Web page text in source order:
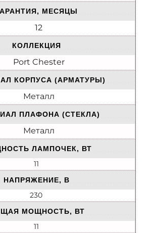
МЕСЯЦЫ
12
КОЛЛЕКЦИЯ
Port Chester
КОРПУСА (АРМАТУРЫ)
Металл
ПЛАФОНА (СТЕКЛА)
Металл
ЛАМПОЧЕК, ВТ
11
НАПРЯЖЕНИЕ, В
230
МОЩНОСТЬ, ВТ
11